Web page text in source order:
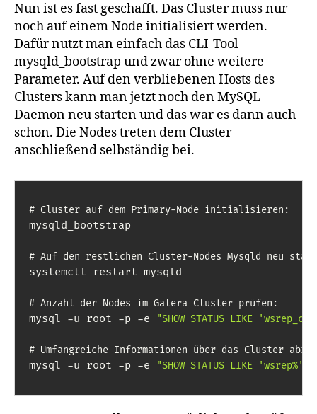
Nun ist es fast geschafft. Das Cluster muss nur
noch auf einem Node initialisiert werden.
Dafür nutzt man einfach das CLI-Tool
mysqld_bootstrap und zwar ohne weitere
Parameter. Auf den verbliebenen Hosts des
Clusters kann man jetzt noch den MySQL-
Daemon neu starten und das war es dann auch
schon. Die Nodes treten dem Cluster
anschließend selbständig bei.
# Cluster auf dem Primary-Node initialisieren:
mysqld_bootstrap
# Auf den restlichen Cluster-Nodes Mysqld neu
systemctl restart mysqld
# Anzahl der Nodes im Galera Cluster prüfen:
mysql -u root -p -e "SHOW STATUS LIKE
# Umfangreiche Informationen über das Cluster
mysql -u root -p -e "SHOW STATUS LIKE 'wsrep%'"